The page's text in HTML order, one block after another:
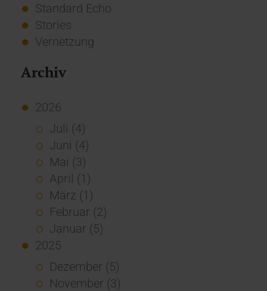
Standard Echo
Stories
Vernetzung
Archiv
2026
Juli (4)
Juni (4)
Mai (3)
April (1)
März (1)
Februar (2)
Januar (5)
2025
Dezember (5)
November (3)